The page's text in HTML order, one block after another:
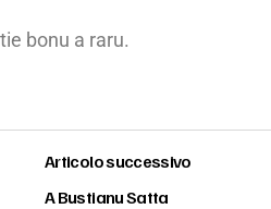
bonu a raru.
Articolo successivo
A Bustianu Satta